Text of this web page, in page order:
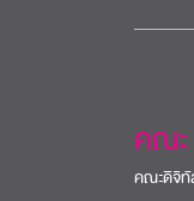
คณะ
คณะดิจิทั